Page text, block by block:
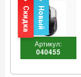
Артикул:
040455
Новый
Скидка